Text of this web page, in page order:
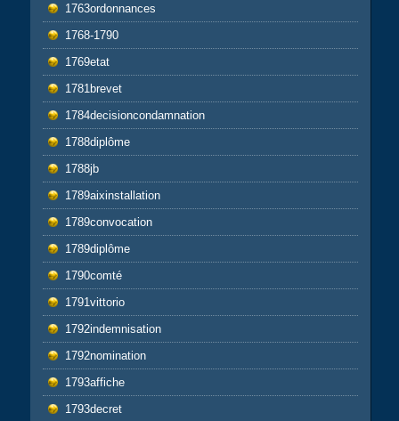
1763ordonnances
1768-1790
1769etat
1781brevet
1784decisioncondamnation
1788diplôme
1788jb
1789aixinstallation
1789convocation
1789diplôme
1790comté
1791vittorio
1792indemnisation
1792nomination
1793affiche
1793decret